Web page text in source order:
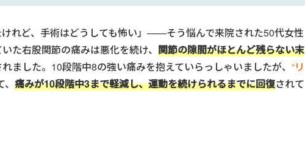
けれど、手術はどうしても怖い」——そう悩んで来院された50代女性
た右股関節の痛みは悪化を続け、 関節の隙間がほとんど残らない末
ました。10段階中8の強い痛みを抱えていらっしゃいましたが、 “リ
痛みが10段階中3まで軽減し、運動を続けられるまでに回復されて